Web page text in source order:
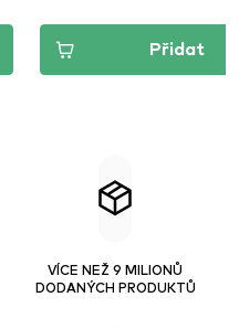
Přidat
VÍCE NEŽ 9 MILIONŮ
DODANÝCH PRODUKTŮ